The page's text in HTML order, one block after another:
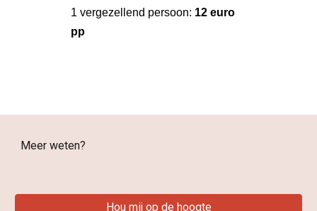
1 vergezellend persoon: 12 euro
pp
Meer weten?
Hou mij op de hoogte